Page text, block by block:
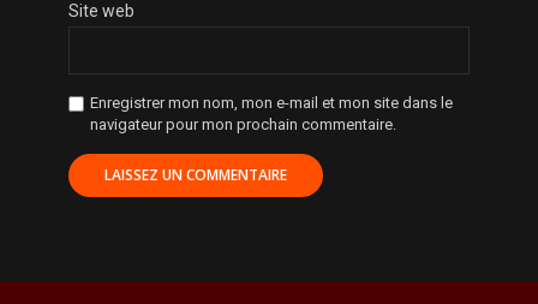
Site web
Enregistrer mon nom, mon e-mail et mon site dans le
navigateur pour mon prochain commentaire.